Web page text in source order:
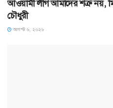
আওয়ামী লীগ আমাদের শত্রু নয়,
চৌধুরী
আগস্ট ৬, ২০২৬